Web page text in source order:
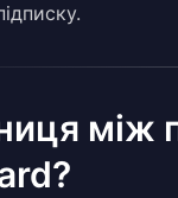
між